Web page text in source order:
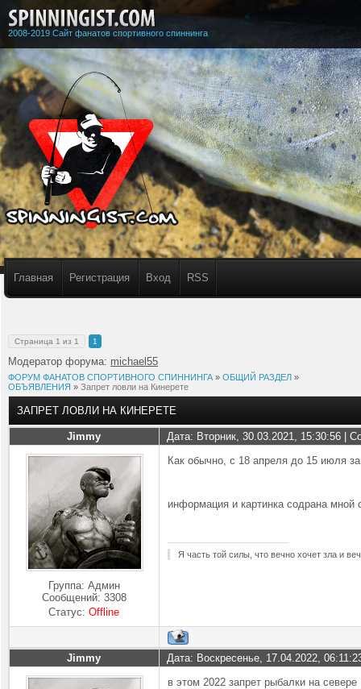
2008-2019 Сайт фанатов спортивного спиннинга
Главная Регистрация Вход RSS
Страница 1 из 1 1
Модератор форума: michael55
ФОРУМ ФАНАТОВ СПОРТИВНОГО СПИННИНГА » ОБЩИЙ РАЗДЕЛ »
ОБЪЯВЛЕНИЯ » Запрет ловли на Кинерете
ЗАПРЕТ ЛОВЛИ НА КИНЕРЕТЕ
Jimmy Дата: Вторник, 30.03.2021, 15:30:56 |
Группа: Админ
Сообщений: 3308
Статус:Offline
Как обычно, с 18 апреля до 15 июля
информация и картинка содрана мной
Я часть той силы, что вечно хочет зла и
Jimmy Дата: Воскресенье, 17.04.2022,
в этом 2022 запрет рыбалки на